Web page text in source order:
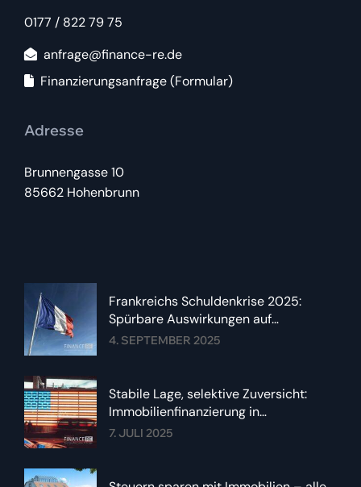
0177 / 822 79 75
anfrage@finance-re.de
Finanzierungsanfrage (Formular)
Adresse
Brunnengasse 10
85662 Hohenbrunn
Frankreichs Schuldenkrise 2025:
Spürbare Auswirkungen auf
Immobilienzinsen im Euroraum
4. SEPTEMBER 2025
Stabile Lage, selektive Zuversicht:
Immobilienfinanzierung in
Deutschland im Sommer 2025
7. JULI 2025